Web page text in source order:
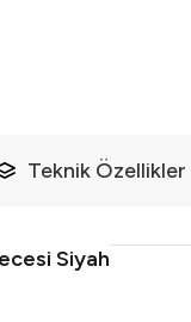
Teknik Özellikler
Siyah